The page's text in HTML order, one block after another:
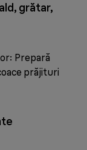
grătar,
Prepară
prăjituri